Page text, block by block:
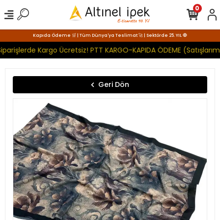
Kapıda Ödeme 🛒 | Tüm Dünya'ya Teslimat 🚀 | Sektörde 25. YIL 🧿
Kargo Ücretsiz! PTT KARGO-KAPIDA ÖDEME
0
Geri Dön